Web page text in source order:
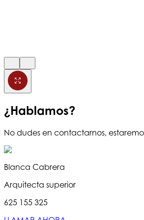
¿Hablamos?
No dudes en contactarnos,
Blanca Cabrera
Arquitecta superior
625 155 325